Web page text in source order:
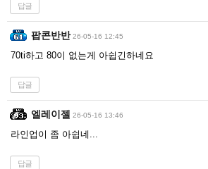
답글
팝콘반반 26-05-16 12:45
70ti하고 80이 없는게 아쉽긴하네요
답글
엘레이젤 26-05-16 13:46
라인업이 좀 아쉽네...
답글